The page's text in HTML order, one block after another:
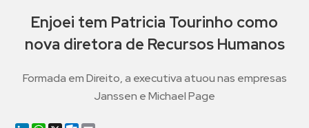
Enjoei tem Patricia Tourinho como
nova diretora de Recursos Humanos
Formada em Direito, a executiva atuou nas empresas
Janssen e Michael Page